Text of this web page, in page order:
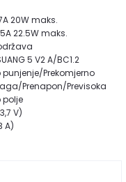
20W maks.
22.5W maks.
5 V2 A/BC1.2
punjenje/Prekomjerno
Prenapon/Previsoka
polje
V)
A)